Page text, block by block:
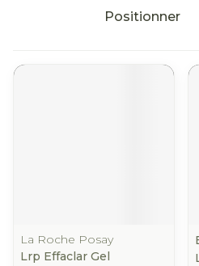
Trier par:
La Roche Posay
Lrp Effaclar Gel